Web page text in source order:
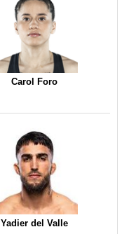
Carol Foro
Yadier del Valle